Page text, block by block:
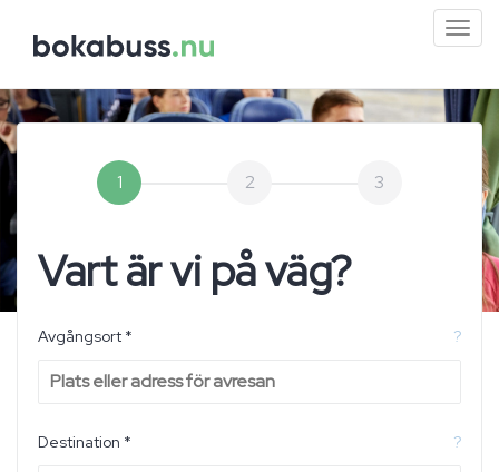
1 2 3
Vart är vi på väg?
Avgångsort * ?
Destination * ?